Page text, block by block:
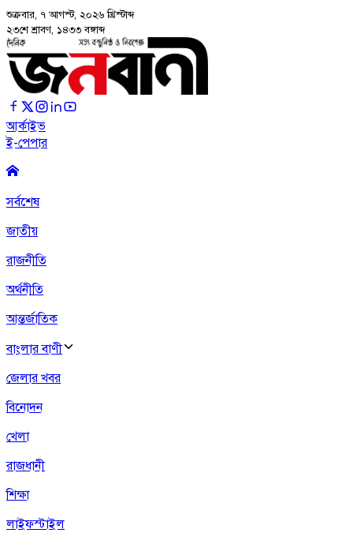
শুক্রবার, ৭ আগস্ট, ২০২৬ খ্রিস্টাব্দ
২৩শে শ্রাবণ, ১৪৩৩ বঙ্গাব্দ
আর্কাইভ
ই-পেপার
সর্বশেষ
জাতীয়
রাজনীতি
অর্থনীতি
আন্তর্জাতিক
বাংলার বাণী
জেলার খবর
বিনোদন
খেলা
রাজধানী
শিক্ষা
লাইফস্টাইল